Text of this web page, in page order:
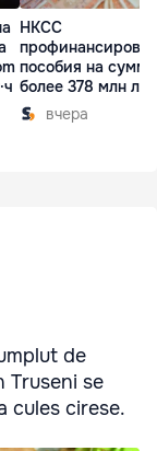
НКСС
пособия на сумму
более 378 млн
вчера
de
Truseni se
cules cirese.